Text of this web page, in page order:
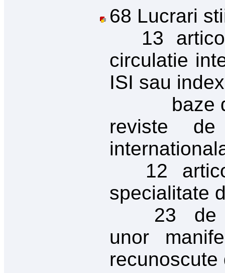
68 Lucrari
13
circulatie
ISI sau
baze de
reviste
12
specialitate
23 de
unor